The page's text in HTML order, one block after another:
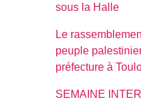
sous la Halle
Le
peuple
préfecture à
SEMAINE